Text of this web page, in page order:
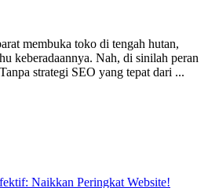
membuka toko di tengah hutan,
keberadaannya. Nah, di sinilah peran
strategi SEO yang tepat dari ...